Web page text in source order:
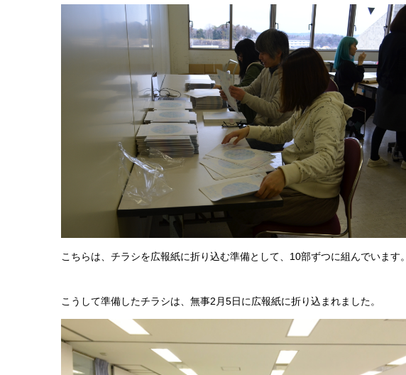
こちらは、チラシを広報紙に折り込む準備として、10部ずつに組んでいます。
こうして準備したチラシは、無事2月5日に広報紙に折り込まれました。